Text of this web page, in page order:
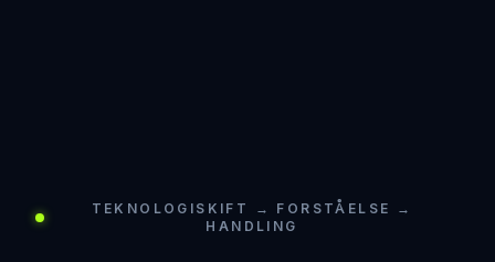
TEKNOLOGISKIFT → FORSTÅELSE →
HANDLING